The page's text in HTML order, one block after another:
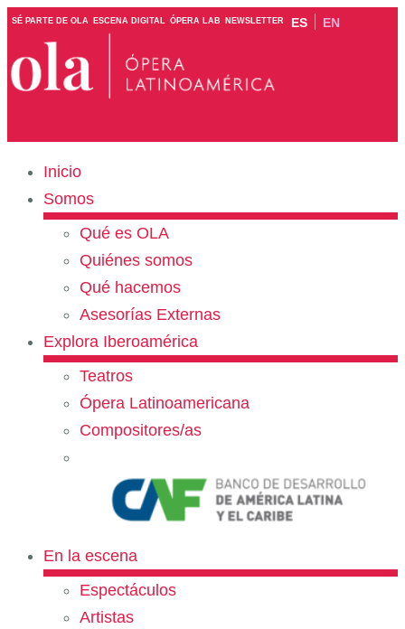
SÉ PARTE DE OLA ESCENA DIGITAL ÓPERA LAB NEWSLETTER ES EN
Inicio
Somos
Qué es OLA
Quiénes somos
Qué hacemos
Asesorías Externas
Explora Iberoamérica
Teatros
Ópera Latinoamericana
Compositores/as
En la escena
Espectáculos
Artistas